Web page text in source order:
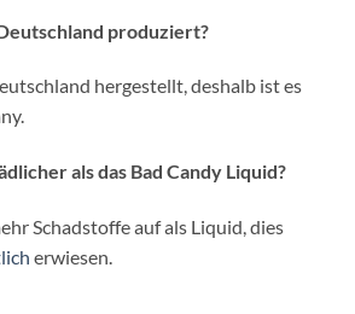
produziert?
hergestellt, deshalb ist es
als das Bad Candy Liquid?
Schadstoffe auf als Liquid, dies
erwiesen.